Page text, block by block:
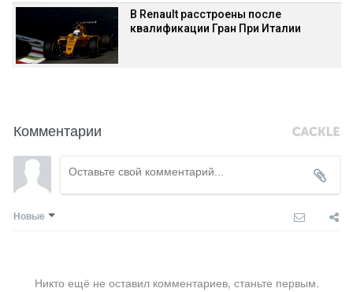
В Renault расстроены после
квалификации Гран При Италии
Комментарии
Новые
Никто ещё не оставил комментариев, станьте первым.